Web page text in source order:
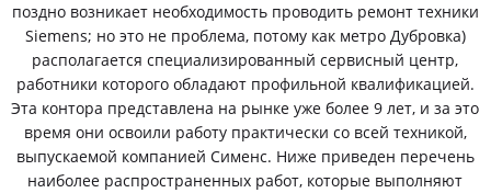
поздно возникает необходимость проводить ремонт техники
Siemens; но это не проблема, потому как метро Дубровка)
располагается специализированный сервисный центр,
работники которого обладают профильной квалификацией.
Эта контора представлена на рынке уже более 9 лет, и за это
время они освоили работу практически со всей техникой,
выпускаемой компанией Сименс. Ниже приведен перечень
наиболее распространенных работ, которые выполняют